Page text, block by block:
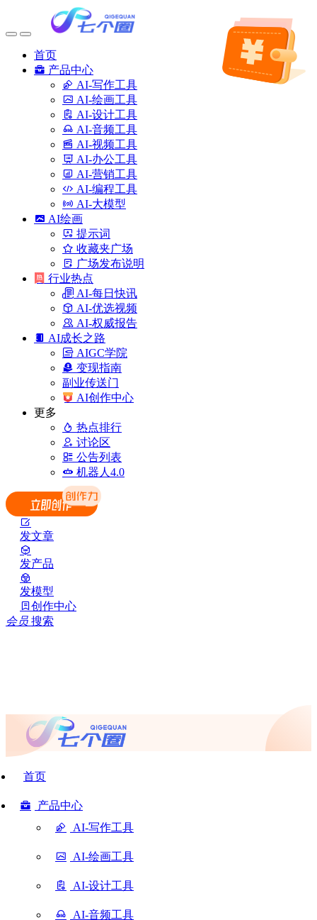
首页
产品中心
AI-写作工具
AI-绘画工具
AI-设计工具
AI-音频工具
AI-视频工具
AI-办公工具
AI-营销工具
AI-编程工具
AI-大模型
AI绘画
提示词
收藏夹广场
广场发布说明
行业热点
AI-每日快讯
AI-优选视频
AI-权威报告
AI成长之路
AIGC学院
变现指南
副业传送门
AI创作中心
更多
热点排行
讨论区
公告列表
机器人4.0
发文章
发产品
发模型
创作中心
会员 搜索
首页
产品中心
AI-写作工具
AI-绘画工具
AI-设计工具
AI-音频工具